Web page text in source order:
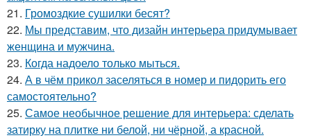
21. Громоздкие сушилки бесят?
22. Мы представим, что дизайн интерьера придумывает
женщина и мужчина.
23. Когда надоело только мыться.
24. А в чём прикол заселяться в номер и пидорить его
самостоятельно?
25. Самое необычное решение для интерьера: сделать
затирку на плитке ни белой, ни чёрной, а красной.